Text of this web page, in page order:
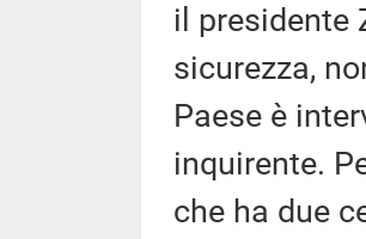
il presidente
sicurezza,
Paese è
inquirente.
che ha due